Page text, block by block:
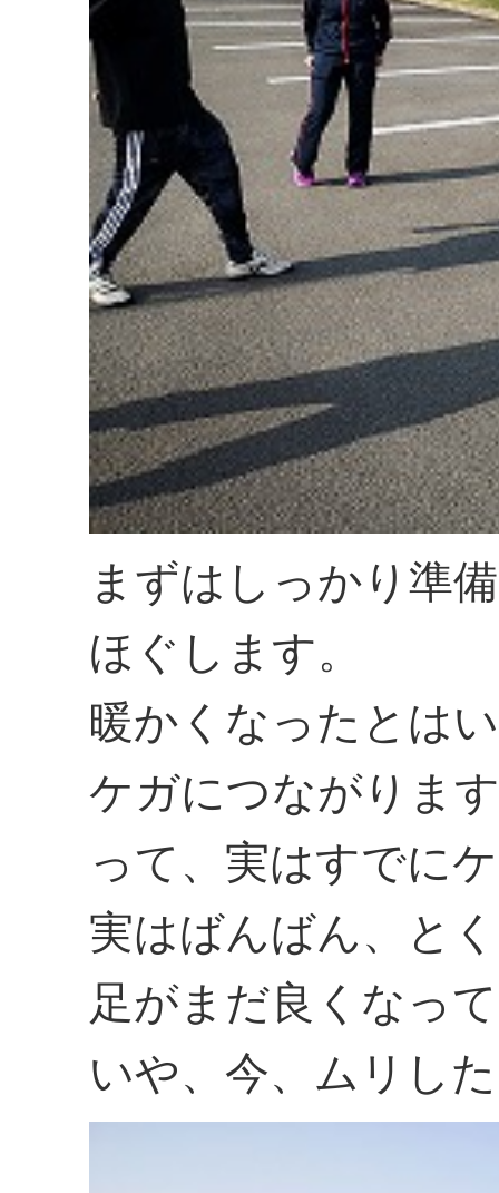
まずはしっかり準
ほぐします。
暖かくなったとは
ケガにつながりま
って、実はすでに
実はばんばん、と
足がまだ良くなっ
いや、今、ムリし